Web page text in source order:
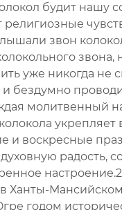
будит нашу
религиозные
звон
звона,
уже никогда не
бездумно
молитвенный
укрепляет
и воскресные
радость,
Ханты-
годом